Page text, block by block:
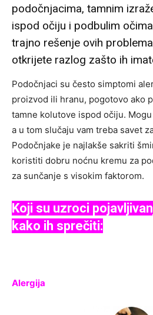
podočnjacima, tamnim
ispod očiju i podbulim
trajno rešenje ovih
otkrijete razlog zašto ih
Podočnjaci su često simptomi
proizvod ili hranu, pogotovo ako
tamne kolutove ispod očiju.
a u tom slučaju vam treba savet
Podočnjake je najlakše sakriti
koristiti dobru noćnu kremu za
za sunčanje s visokim faktorom.
Koji su uzroci
kako ih sprečiti:
Alergija